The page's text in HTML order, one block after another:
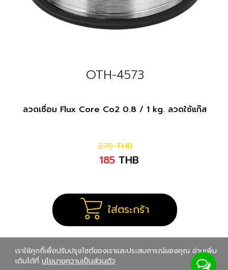
OTH-4573
ลวดเชื่อม Flux Core Co2 0.8 / 1 kg. ลวดใช้แก๊ส
270 THB
185 THB
ใส่ตระกร้า
เราใช้คุกกี้เพื่อปรับปรุงไซต์ของเราและประสบการณ์ของคุณ อ่านเพิ่ม
เติมได้ที่ นโยบายความเป็นส่วนตัว